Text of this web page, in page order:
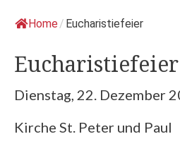
Home/ Eucharistiefeier
Eucharistiefeier
Dienstag, 22. Dezember
Kirche St. Peter und Paul